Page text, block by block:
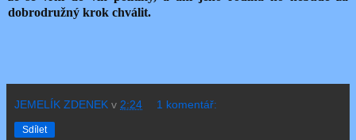
dobrodružný krok chválit.
JEMELÍK ZDENEK v 2:24 1 komentář:
Sdílet